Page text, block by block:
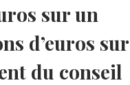
sur un
d’euros sur
du conseil